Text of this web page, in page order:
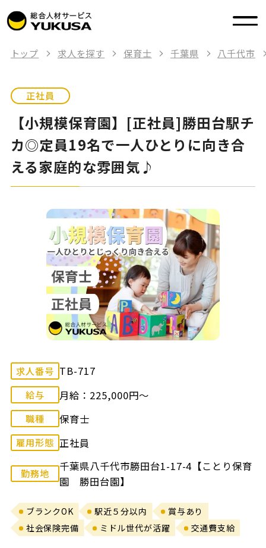
トップ 求人を探す 保育士 千葉県 八千代市
正社員
【小規模保育園】[正社員]勝田台駅チ
カ◎定員19名で一人ひとりに向き合
える家庭的な雰囲気♪
求人番号 TB-717
給与 月給：225,000円～
職種 保育士
雇用形態 正社員
勤務地
千葉県八千代市勝田台1-17-4【ことり保育
園 勝田台園】
ブランクOK 駅近５分以内
賞与あり
社会保険完備
ミドル世代が活躍 交通費支給